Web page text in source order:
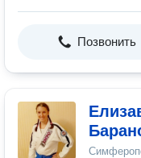
Позвонить